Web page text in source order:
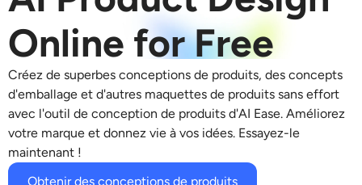
De l’image à la vidéo
Effets vidéo
Générateur de baisers IA
Effets vidéo
Image IA
Image vers image
Texte en image
Outils d’IA
Éditeur et créateur de photos
Prisée
Online for Free
Créez de superbes conceptions de produits, des concepts
d'emballage et d'autres maquettes de produits sans effort
avec l'outil de conception de produits d'AI Ease. Améliorez
votre marque et donnez vie à vos idées. Essayez-le
maintenant !
Obtenir des conceptions de produits